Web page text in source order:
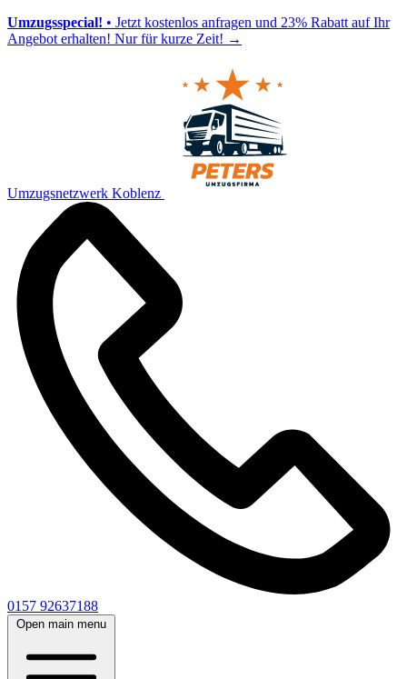
Umzugsspecial! • Jetzt kostenlos anfragen und 23% Rabatt auf Ihr
Angebot erhalten! Nur für kurze Zeit! →
Umzugsnetzwerk Koblenz
0157 92637188
Open main menu